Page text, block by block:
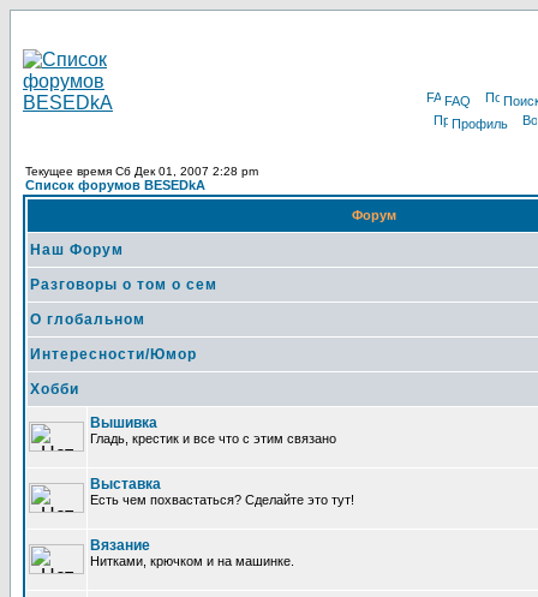
FAQ
Профиль
Текущее время Сб Дек 01, 2007 2:28 pm
Список форумов BESEDkA
Форум
Наш Форум
Разговоры о том о сем
О глобальном
Интересности/Юмор
Хобби
Вышивка
Гладь, крестик и все что с этим связано
Выставка
Есть чем похвастаться? Сделайте это тут!
Вязание
Нитками, крючком и на машинке.